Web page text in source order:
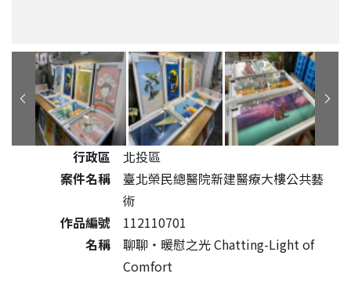
公共藝術作品詳細資料
行政區
北投區
案件名稱
臺北榮民總醫院新建醫療大樓公共藝
術
作品編號
112110701
名稱
聊聊‧暖慰之光 Chatting-Light of
Comfort